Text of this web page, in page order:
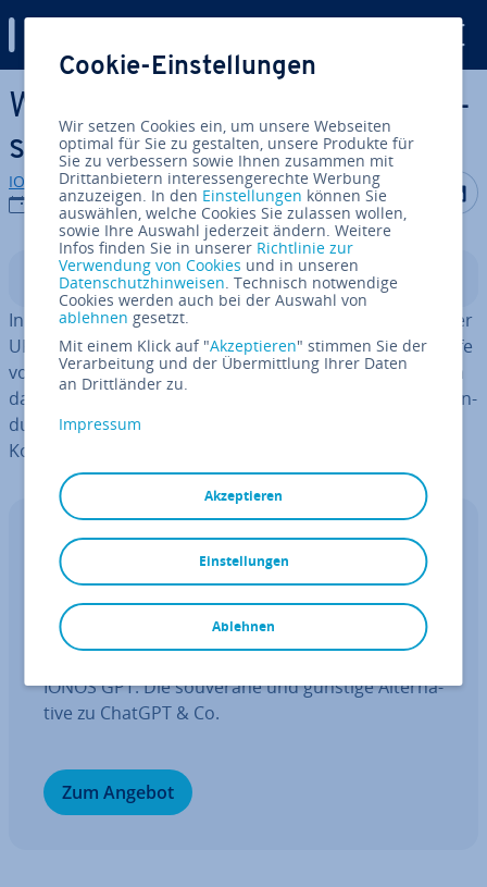
Zum Haupt­in­halt springen
WordPress: Video einbinden –
so funk­tio­niert’s
IONOS Redaktion
22.07.2026
Auf Auf
In­halts­ver­zeich­nis
In WordPress lassen sich Videos über die Mediathek, per
URL/Embed-Funktion, per Ein­bet­tungs­code oder mithilfe
von Plugins einfügen. Die Un­ter­schie­de liegen vor allem
darin, wo das Video gehostet wird, wie einfach die Ein­bin­
dung ist und wie viele zu­sätz­li­che An­pas­sungs- oder
Kom­fort­funk­tio­nen zur Verfügung stehen.
IONOS GPT
Ihr sou­ve­rä­ner KI Assistent für mehr
Pro­duk­ti­vi­tät.
IONOS GPT. Die souveräne und günstige Al­ter­na­
ti­ve zu ChatGPT & Co.
Zum Angebot
Cookie-Einstellungen
Wir setzen Cookies ein, um unsere Webseiten
optimal für Sie zu gestalten, unsere Produkte für
Sie zu verbessern sowie Ihnen zusammen mit
Drittanbietern interessengerechte Werbung
anzuzeigen. In den Einstellungen können Sie
auswählen, welche Cookies Sie zulassen wollen,
sowie Ihre Auswahl jederzeit ändern. Weitere
Infos finden Sie in unserer Richtlinie zur
Verwendung von Cookies und in unseren
Datenschutzhinweisen. Technisch notwendige
Cookies werden auch bei der Auswahl von
ablehnen gesetzt.
Mit einem Klick auf "Akzeptieren" stimmen Sie der
Verarbeitung und der Übermittlung Ihrer Daten
an Drittländer zu.
Impressum
Akzeptieren
Ablehnen
Einstellungen